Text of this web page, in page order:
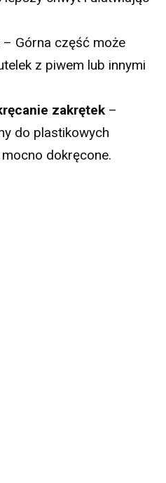
– Górna część może
z piwem lub innymi
zakrętek–
do plastikowych
dokręcone.